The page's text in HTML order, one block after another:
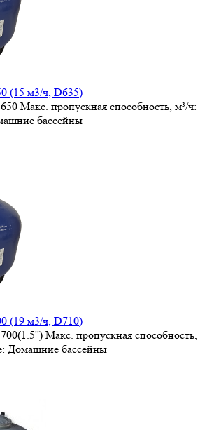
(15 м3/ч, D635)
Макс. пропускная способность, м³/ч:
бассейны
(19 м3/ч, D710)
Макс. пропускная способность,
Домашние бассейны